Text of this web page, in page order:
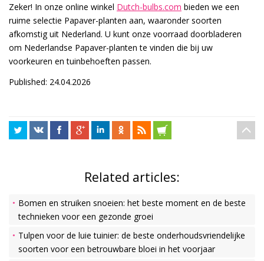
Zeker! In onze online winkel Dutch-bulbs.com bieden we een
ruime selectie Papaver-planten aan, waaronder soorten
afkomstig uit Nederland. U kunt onze voorraad doorbladeren
om Nederlandse Papaver-planten te vinden die bij uw
voorkeuren en tuinbehoeften passen.
Published: 24.04.2026
Related articles:
Bomen en struiken snoeien: het beste moment en de beste
technieken voor een gezonde groei
Tulpen voor de luie tuinier: de beste onderhoudsvriendelijke
soorten voor een betrouwbare bloei in het voorjaar